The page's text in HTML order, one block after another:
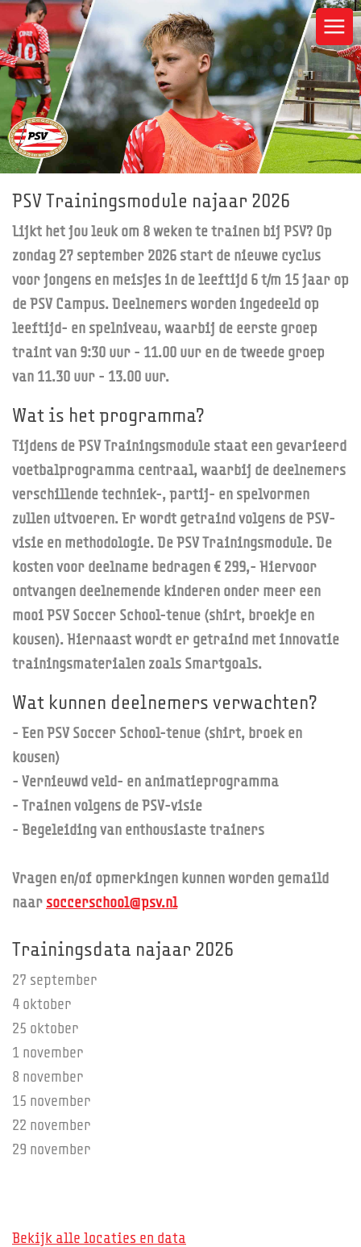
PSV Trainingsmodule najaar 2026
Lijkt het jou leuk om 8 weken te trainen bij PSV? Op
zondag 27 september 2026 start de nieuwe cyclus
voor jongens en meisjes in de leeftijd 6 t/m 15 jaar op
de PSV Campus. Deelnemers worden ingedeeld op
leeftijd- en spelniveau, waarbij de eerste groep
traint van 9:30 uur - 11.00 uur en de tweede groep
van 11.30 uur - 13.00 uur.
Wat is het programma?
Tijdens de PSV Trainingsmodule staat een gevarieerd
voetbalprogramma centraal, waarbij de deelnemers
verschillende techniek-, partij- en spelvormen
zullen uitvoeren. Er wordt getraind volgens de PSV-
visie en methodologie. De PSV Trainingsmodule. De
kosten voor deelname bedragen € 299,- Hiervoor
ontvangen deelnemende kinderen onder meer een
mooi PSV Soccer School-tenue (shirt, broekje en
kousen). Hiernaast wordt er getraind met innovatie
trainingsmaterialen zoals Smartgoals.
Wat kunnen deelnemers verwachten?
- Een PSV Soccer School-tenue (shirt, broek en
kousen)
- Vernieuwd veld- en animatieprogramma
- Trainen volgens de PSV-visie
- Begeleiding van enthousiaste trainers
Vragen en/of opmerkingen kunnen worden gemaild
naar soccerschool@psv.nl
Trainingsdata najaar 2026
27 september
4 oktober
25 oktober
1 november
8 november
15 november
22 november
29 november
Bekijk alle locaties en data